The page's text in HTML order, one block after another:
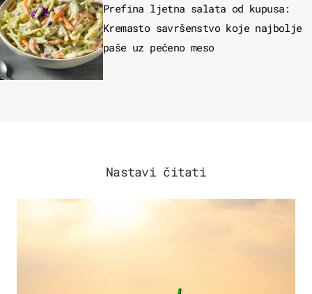
Prefina ljetna salata od kupusa:
Kremasto savršenstvo koje najbolje
paše uz pečeno meso
Nastavi čitati